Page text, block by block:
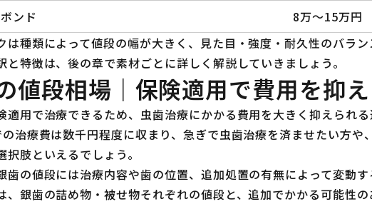
ンド
8万〜15万円
は種類によって値段の幅が大きく、見た目・強度・耐久性のバラン
と特徴は、後の章で素材ごとに詳しく解説していきましょう。
値段相場｜保険適用で費用を抑
適用で治療できるため、虫歯治療にかかる費用を大きく抑えられる
治療費は数千円程度に収まり、急ぎで虫歯治療を済ませたい方や
択肢といえるでしょう。
歯の値段には治療内容や歯の位置、追加処置の有無によって変動す
、銀歯の詰め物・被せ物それぞれの値段と、追加でかかる可能性